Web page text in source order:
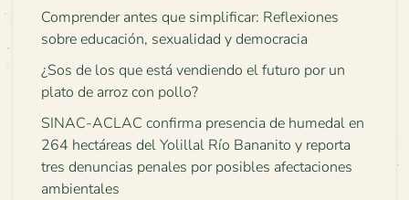
Comprender antes que simplificar: Reflexiones
sobre educación, sexualidad y democracia
¿Sos de los que está vendiendo el futuro por un
plato de arroz con pollo?
SINAC-ACLAC confirma presencia de humedal en
264 hectáreas del Yolillal Río Bananito y reporta
tres denuncias penales por posibles afectaciones
ambientales